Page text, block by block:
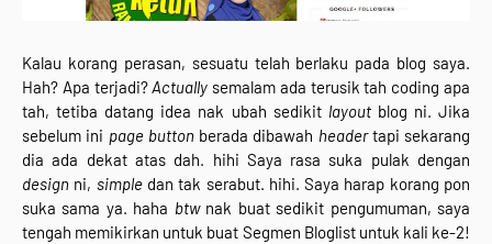
Kalau korang perasan, sesuatu telah berlaku pada blog saya.
Hah? Apa terjadi? Actually semalam ada terusik tah coding apa
tah, tetiba datang idea nak ubah sedikit layoutblog ni. Jika
sebelum ini page button berada dibawah headertapi sekarang
dia ada dekat atas dah. hihi Saya rasa suka pulak dengan
design ni, simpledan tak serabut. hihi. Saya harap korang pon
suka sama ya. haha btwnak buat sedikit pengumuman, saya
tengah memikirkan untuk buat Segmen Bloglist untuk kali ke-2!